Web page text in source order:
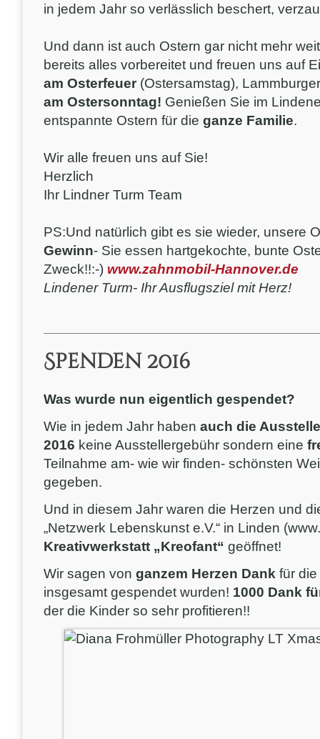
in jedem Jahr so verlässlich beschert,
Und dann ist auch Ostern gar nicht mehr
bereits alles vorbereitet und freuen uns auf
am Osterfeuer (Ostersamstag),
am Ostersonntag! Genießen Sie im
entspannte Ostern für die ganze Familie.
Wir alle freuen uns auf Sie!
Herzlich
Ihr Lindner Turm Team
PS:Und natürlich gibt es sie wieder, unsere
Gewinn- Sie essen hartgekochte, bunte
Zweck!!:-) www.zahnmobil-Hannover.de
Lindener Turm- Ihr Ausflugsziel mit Herz!
Spenden 2016
Was wurde nun eigentlich gespendet?
Wie in jedem Jahr haben auch die
2016 keine Ausstellergebühr sondern eine
Teilnahme am- wie wir finden- schönsten
gegeben.
Und in diesem Jahr waren die Herzen und
„Netzwerk Lebenskunst e.V.“ in Linden
Kreativwerkstatt „Kreofant“ geöffnet!
Wir sagen von ganzem Herzen Dank für
insgesamt gespendet wurden! 1000 Dank
der die Kinder so sehr profitieren!!